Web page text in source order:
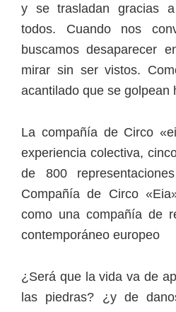
y se trasladan gracias
todos. Cuando nos
buscamos desaparecer
mirar sin ser vistos.
acantilado que se golpean
La compañía de Circo
experiencia colectiva,
de 800
Compañía de Circo
como una compañía de
contemporáneo europeo
¿Será que la vida va de
las piedras? ¿y de